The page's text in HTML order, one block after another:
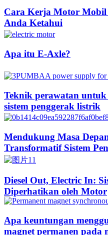
Cara Kerja Motor
Anda Ketahui
Apa itu E-Axle?
Teknik perawatan
sistem penggerak listrik
Mendukung Masa
Transformatif Sistem
Diesel Out, Electric In:
Diperhatikan oleh Motor
Apa keuntungan
magnet permanen pada